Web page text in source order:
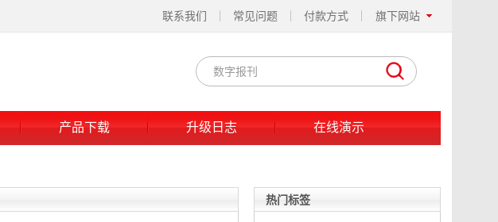
旗下网站
付款方式
常见问题
联系我们
产品下载 升级日志 在线演示
热门标签